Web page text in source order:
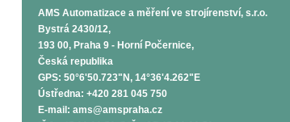
AMS Automatizace a měření ve strojírenství, s.r.o.
Bystrá 2430/12,
193 00, Praha 9 - Horní Počernice,
Česká republika
GPS: 50°6'50.723"N, 14°36'4.262"E
Ústředna: +420 281 045 750
E-mail: ams@amspraha.cz